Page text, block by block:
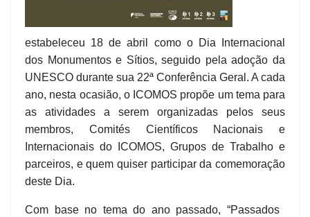
estabeleceu 18 de abril como o Dia Internacional
dos Monumentos e Sítios, seguido pela adoção da
UNESCO durante sua 22ª Conferência Geral. A cada
ano, nesta ocasião, o ICOMOS propõe um tema para
as atividades a serem organizadas pelos seus
membros, Comités Científicos Nacionais e
Internacionais do ICOMOS, Grupos de Trabalho e
parceiros, e quem quiser participar da comemoração
deste Dia.
Com base no tema do ano passado, “Passados ​​